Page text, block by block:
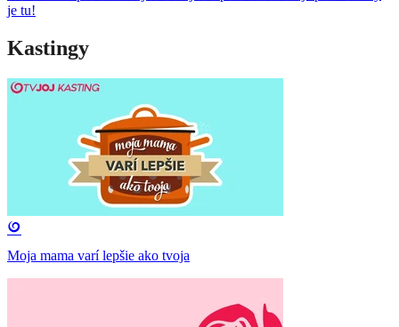
je tu!
Kastingy
Moja mama varí lepšie ako tvoja